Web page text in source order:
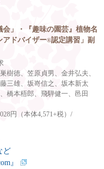
」・『趣味の園芸』植物名
アドバイザー®認定講習」副
徳、笠原貞男、金井弘夫、
三雄、坂嵜信之、坂本新太
橋本梧郎、飛騨健一、邑田
円（本体4,571+税）/
ど
』